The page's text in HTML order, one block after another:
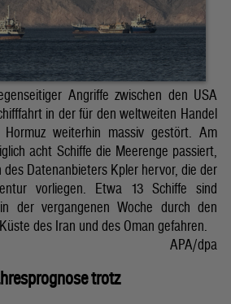
Angriffe zwischen den USA
in der für den weltweiten Handel
weiterhin massiv gestört. Am
acht Schiffe die Meerenge passiert,
Datenanbieters Kpler hervor, die der
vorliegen. Etwa 13 Schiffe sind
der vergangenen Woche durch den
des Iran und des Oman gefahren.
APA/dpa
trotz